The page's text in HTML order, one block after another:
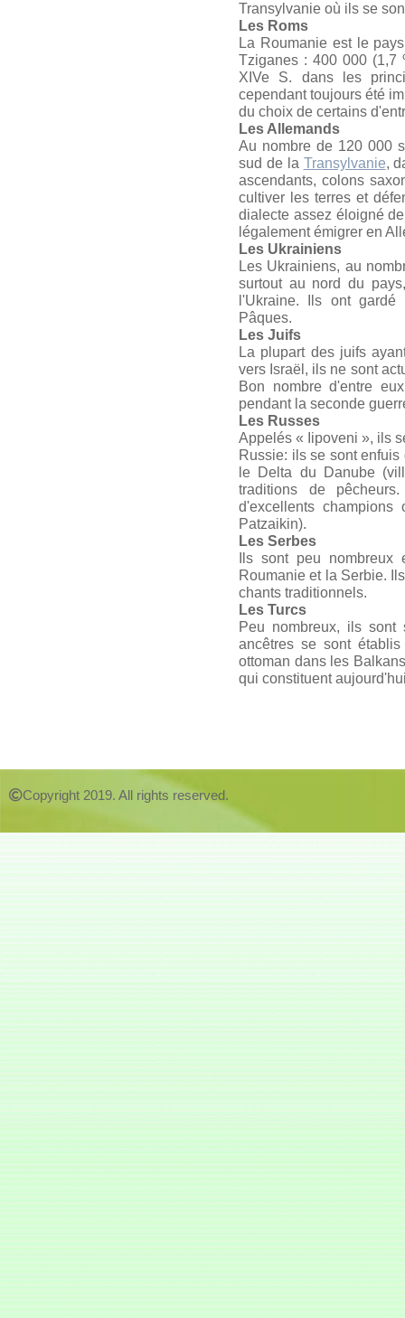
Transylvanie où ils se
Les Roms
La Roumanie est le
Tziganes : 400 000 (1,7
XIVe S. dans les
cependant toujours été
du choix de certains
Les Allemands
Au nombre de 120 000
sud de la Transylvanie,
ascendants, colons
cultiver les terres et
dialecte assez éloigné
légalement émigrer en
Les Ukrainiens
Les Ukrainiens, au
surtout au nord du
l'Ukraine. Ils ont
Pâques.
Les Juifs
La plupart des juifs
vers Israël, ils ne sont
Bon nombre d'entre
pendant la seconde
Les Russes
Appelés « Iipoveni », ils
Russie: ils se sont
le Delta du Danube
traditions de
d'excellents champions
Patzaikin).
Les Serbes
Ils sont peu nombreux
Roumanie et la Serbie.
chants traditionnels.
Les Turcs
Peu nombreux, ils
ancêtres se sont
ottoman dans les
qui constituent
Copyright 2019. All rights reserved.